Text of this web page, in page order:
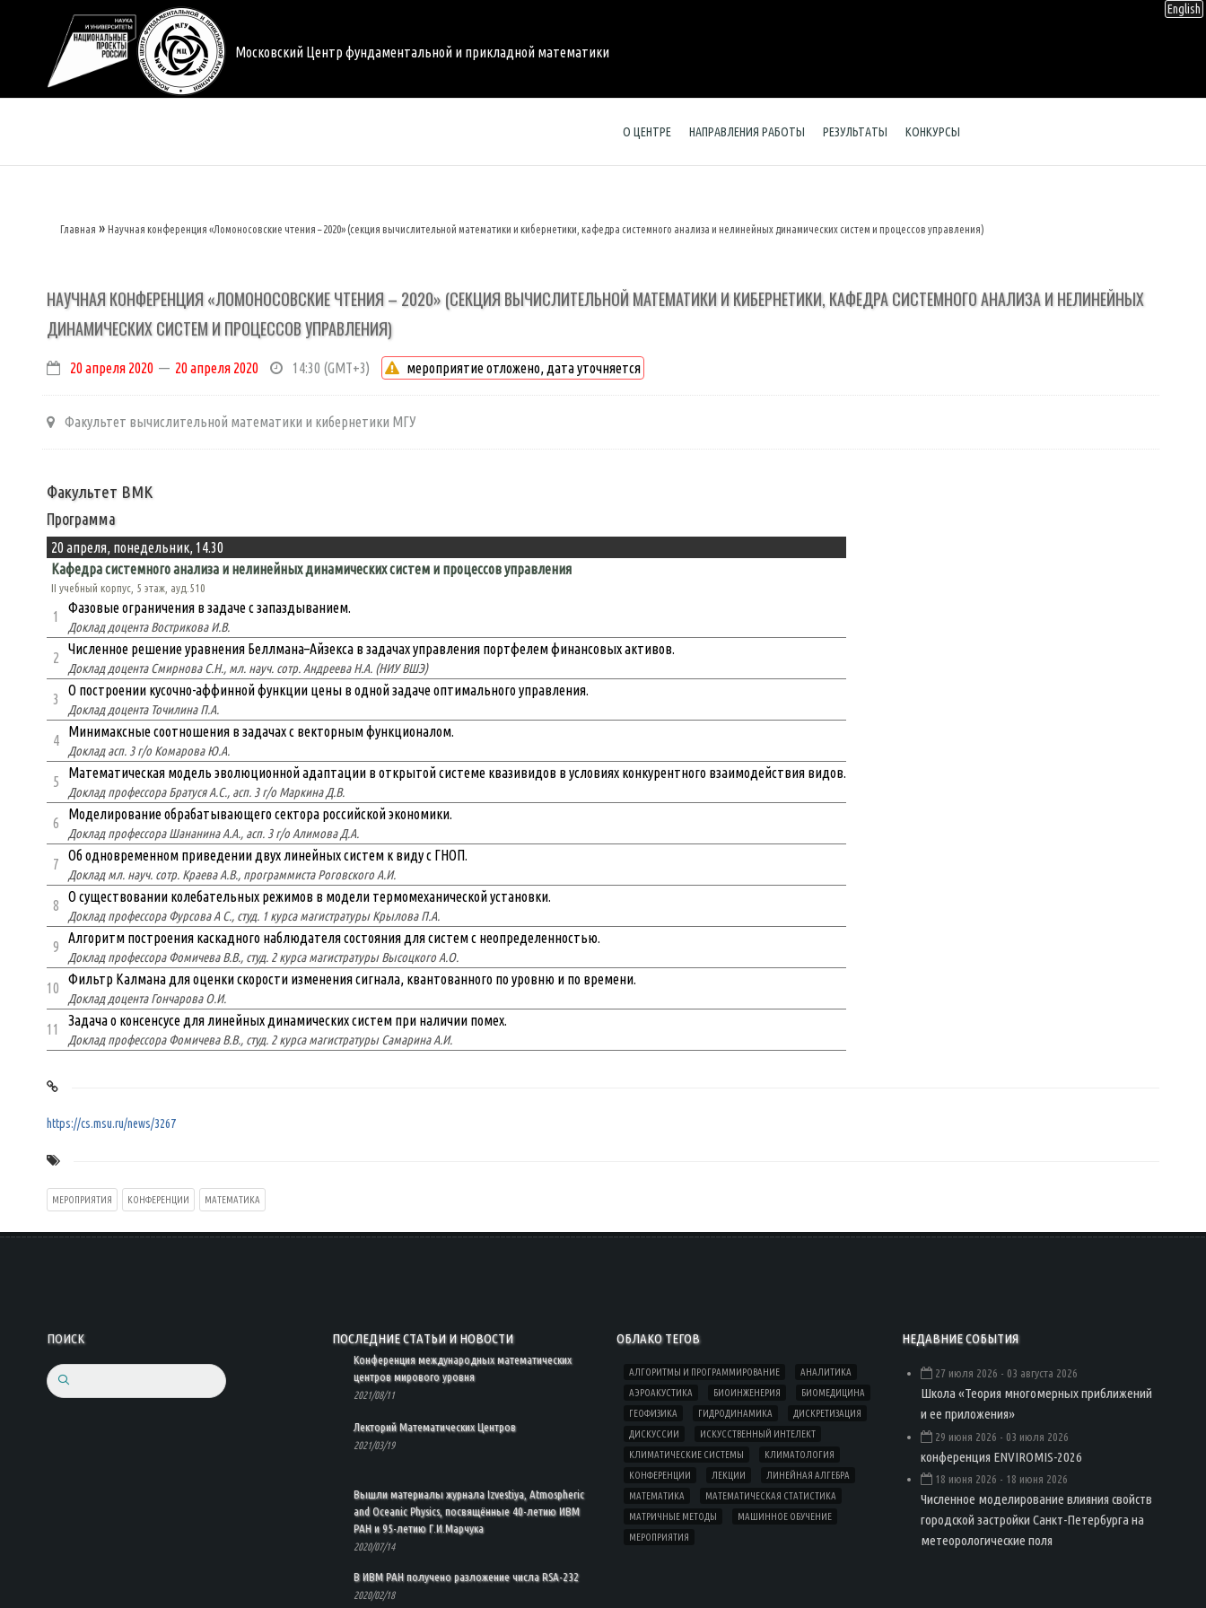
содержанию
Московский Центр фундаментальной и прикладной математики
О ЦЕНТРЕ НАПРАВЛЕНИЯ РАБОТЫ РЕЗУЛЬТАТЫ КОНКУРСЫ
English
Главная Научная конференция «Ломоносовские чтения – 2020» (секция вычислительной математики и кибернетики, кафедра системного анализа и нелинейных динамических систем и процессов управления)
НАУЧНАЯ КОНФЕРЕНЦИЯ «ЛОМОНОСОВСКИЕ ЧТЕНИЯ – 2020» (СЕКЦИЯ ВЫЧИСЛИТЕЛЬНОЙ МАТЕМАТИКИ И КИБЕРНЕТИКИ, КАФЕДРА СИСТЕМНОГО АНАЛИЗА И НЕЛИНЕЙНЫХ
ДИНАМИЧЕСКИХ СИСТЕМ И ПРОЦЕССОВ УПРАВЛЕНИЯ)
20 апреля 2020 — 20 апреля 2020 14:30 мероприятие отложено, дата уточняется
Факультет вычислительной математики и кибернетики МГУ
Факультет ВМК
Программа
20 апреля, понедельник, 14.30
Кафедра системного анализа и нелинейных динамических систем и процессов управления
II учебный корпус, 5 этаж, ауд.510
1
Фазовые ограничения в задаче с запаздыванием.
Доклад доцента Вострикова И.В.
2
Численное решение уравнения Беллмана–Айзекса в задачах управления портфелем финансовых активов.
Доклад доцента Смирнова С.Н., мл. науч. сотр. Андреева Н.А. (НИУ ВШЭ)
3
О построении кусочно-аффинной функции цены в одной задаче оптимального управления.
Доклад доцента Точилина П.А.
4
Минимаксные соотношения в задачах с векторным функционалом.
Доклад асп. 3 г/о Комарова Ю.А.
5
Математическая модель эволюционной адаптации в открытой системе квазивидов в условиях конкурентного взаимодействия видов.
Доклад профессора Братуся А.С., асп. 3 г/о Маркина Д.В.
6
Моделирование обрабатывающего сектора российской экономики.
Доклад профессора Шананина А.А., асп. 3 г/о Алимова Д.А.
7
Об одновременном приведении двух линейных систем к виду с ГНОП.
Доклад мл. науч. сотр. Краева А.В., программиста Роговского А.И.
8
О существовании колебательных режимов в модели термомеханической установки.
Доклад профессора Фурсова А С., студ. 1 курса магистратуры Крылова П.А.
9
Алгоритм построения каскадного наблюдателя состояния для систем с неопределенностью.
Доклад профессора Фомичева В.В., студ. 2 курса магистратуры Высоцкого А.О.
10
Фильтр Калмана для оценки скорости изменения сигнала, квантованного по уровню и по времени.
Доклад доцента Гончарова О.И.
11
Задача о консенсусе для линейных динамических систем при наличии помех.
Доклад профессора Фомичева В.В., студ. 2 курса магистратуры Самарина А.И.
https://cs.msu.ru/news/3267
МЕРОПРИЯТИЯ КОНФЕРЕНЦИИ МАТЕМАТИКА
ПОИСК
Search
ПОСЛЕДНИЕ СТАТЬИ И НОВОСТИ
Конференция международных математических
центров мирового уровня
2021/08/11
Лекторий Математических Центров
2021/03/19
Вышли материалы журнала Izvestiya, Atmospheric
and Oceanic Physics, посвящённые 40-летию ИВМ
РАН и 95-летию Г.И.Марчука
2020/07/14
В ИВМ РАН получено разложение числа RSA-232
2020/02/18
ОБЛАКО ТЕГОВ
АЛГОРИТМЫ И ПРОГРАММИРОВАНИЕ
АНАЛИТИКА
АЭРОАКУСТИКА
БИОИНЖЕНЕРИЯ
БИОМЕДИЦИНА
ГЕОФИЗИКА
ГИДРОДИНАМИКА
ДИСКРЕТИЗАЦИЯ
ДИСКУССИИ
ИСКУССТВЕННЫЙ ИНТЕЛЕКТ
КЛИМАТИЧЕСКИЕ СИСТЕМЫ
КЛИМАТОЛОГИЯ
КОНФЕРЕНЦИИ
ЛЕКЦИИ
ЛИНЕЙНАЯ АЛГЕБРА
МАТЕМАТИКА
МАТЕМАТИЧЕСКАЯ СТАТИСТИКА
МАТРИЧНЫЕ МЕТОДЫ
МАШИННОЕ ОБУЧЕНИЕ
МЕРОПРИЯТИЯ
НЕДАВНИЕ СОБЫТИЯ
27 июля 2026 - 03 августа 2026
Школа «Теория многомерных приближений
и ее приложения»
29 июня 2026 - 03 июля 2026
конференция ENVIROMIS-2026
18 июня 2026 - 18 июня 2026
Численное моделирование влияния свойств
городской застройки Санкт-Петербурга на
метеорологические поля